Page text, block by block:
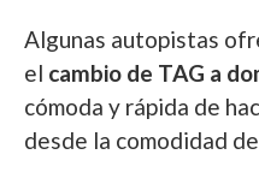
Algunas autopistas
el cambio de TAG a
cómoda y rápida de
desde la comodidad